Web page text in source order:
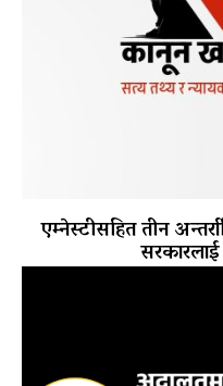
एम्नेस्टीसहित तीन